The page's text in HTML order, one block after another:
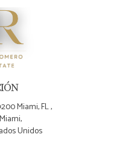
Miami, FL ,
Unidos